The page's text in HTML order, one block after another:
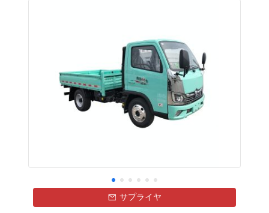
サプライヤ